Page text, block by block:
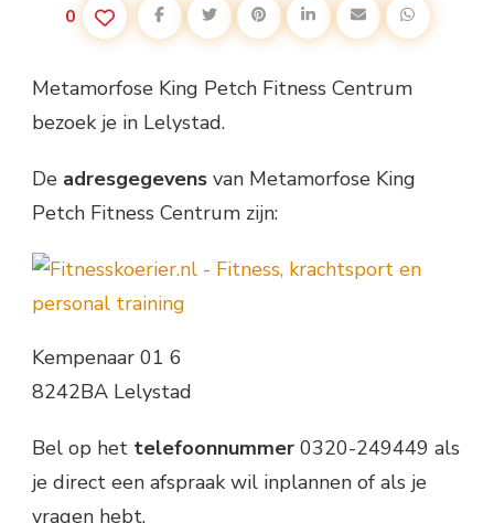
0
Metamorfose King Petch Fitness Centrum
bezoek je in Lelystad.
De adresgegevens van Metamorfose King
Petch Fitness Centrum zijn:
Kempenaar 01 6
8242BA Lelystad
Bel op het telefoonnummer 0320-249449 als
je direct een afspraak wil inplannen of als je
vragen hebt.